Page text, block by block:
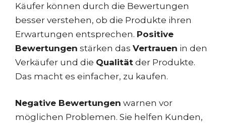
Käufer können durch die Bewertungen
besser verstehen, ob die Produkte ihren
Erwartungen entsprechen. Positive
Bewertungen stärken das Vertrauen in den
Verkäufer und die Qualität der Produkte.
Das macht es einfacher, zu kaufen.
Negative Bewertungen warnen vor
möglichen Problemen. Sie helfen Kunden,